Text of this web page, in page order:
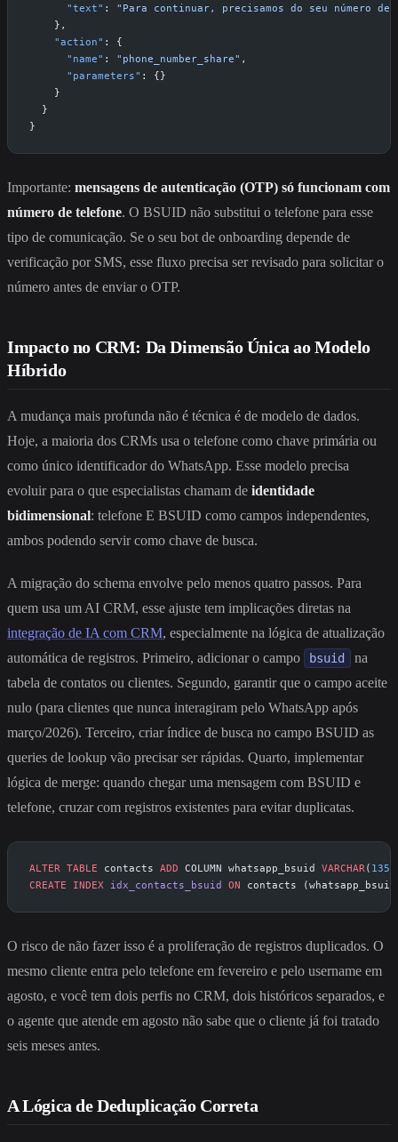
      "text"
: "Para continuar, precisamos do seu número
    },
    "action"
: {
      "name"
: "phone_number_share" ,
      "parameters"
: {}
    }
  }
}
Importante: mensagens de autenticação (OTP) só funcionam com
número de telefone. O BSUID não substitui o telefone para esse
tipo de comunicação. Se o seu bot de onboarding depende de
verificação por SMS, esse fluxo precisa ser revisado para solicitar o
número antes de enviar o OTP.
Impacto no CRM: Da Dimensão Única ao Modelo
Híbrido
A mudança mais profunda não é técnica é de modelo de dados.
Hoje, a maioria dos CRMs usa o telefone como chave primária ou
como único identificador do WhatsApp. Esse modelo precisa
evoluir para o que especialistas chamam de identidade
bidimensional: telefone E BSUID como campos independentes,
ambos podendo servir como chave de busca.
A migração do schema envolve pelo menos quatro passos. Para
quem usa um AI CRM, esse ajuste tem implicações diretas na
integração de IA com CRM, especialmente na lógica de atualização
automática de registros. Primeiro, adicionar o campo
bsuid
na
tabela de contatos ou clientes. Segundo, garantir que o campo aceite
nulo (para clientes que nunca interagiram pelo WhatsApp após
março/2026). Terceiro, criar índice de busca no campo BSUID as
queries de lookup vão precisar ser rápidas. Quarto, implementar
lógica de merge: quando chegar uma mensagem com BSUID e
telefone, cruzar com registros existentes para evitar duplicatas.
ALTER TABLE contacts ADD COLUMN whatsapp_bsuid VARCHAR( 135
CREATE INDEX idx_contacts_bsuid ON contacts
O risco de não fazer isso é a proliferação de registros duplicados. O
mesmo cliente entra pelo telefone em fevereiro e pelo username em
agosto, e você tem dois perfis no CRM, dois históricos separados, e
o agente que atende em agosto não sabe que o cliente já foi tratado
seis meses antes.
A Lógica de Deduplicação Correta